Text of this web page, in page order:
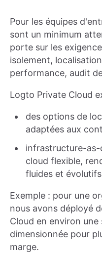
Pour les équipes
sont un minimum
porte sur les
isolement,
performance, audit
Logto Private Cloud
des options de
adaptées aux
infrastructure-
cloud flexible,
fluides et évolutifs
Exemple : pour une
nous avons déployé
Cloud en environ une
dimensionnée pour
marge.